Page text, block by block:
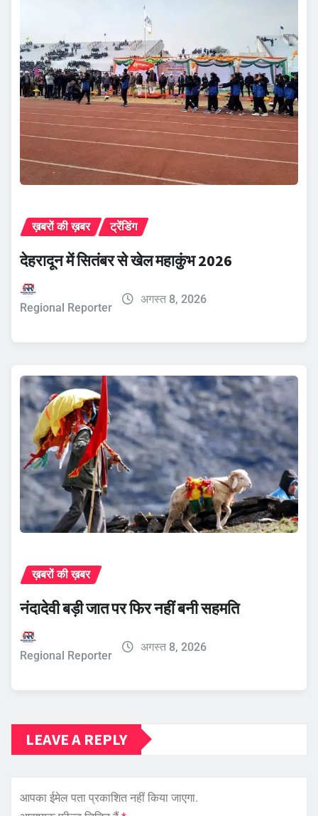
ख़बरों की ख़बर ट्रेंडिंग
देहरादून में सितंबर से खेल महाकुंभ 2026
Regional Reporter
अगस्त 8, 2026
ख़बरों की ख़बर
नंदादेवी बड़ी जात पर फिर नहीं बनी सहमति
Regional Reporter
अगस्त 8, 2026
LEAVE A REPLY
आपका ईमेल पता प्रकाशित नहीं किया जाएगा.